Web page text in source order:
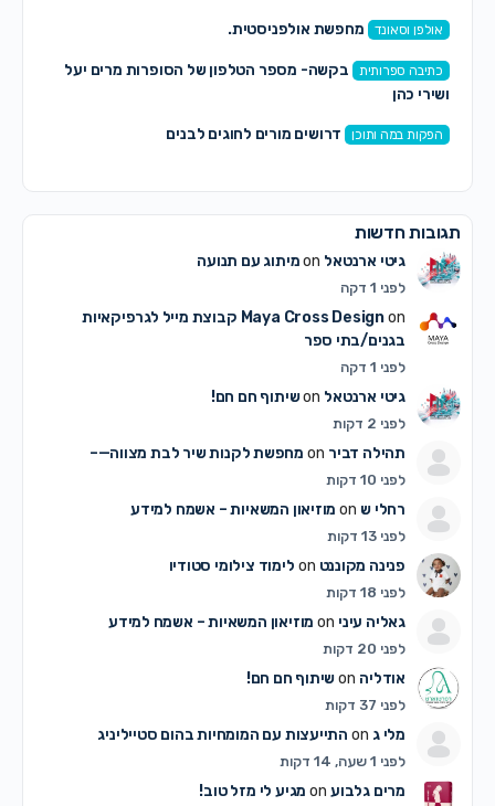
אולפן וסאונד מחפשת אולפניסטית.
כתיבה ספרותית
בקשה- מספר הטלפון של הסופרות מרים יעל
ושירי כהן
הפקות במה ותוכן דרושים מורים לחוגים לבנים
תגובות חדשות
גיטי ארנטאל מיתוג עם תנועה
לפני 1 דקה
Maya Cross Designon
קבוצת מייל לגרפיקאיות
בגנים/בתי ספר
לפני 1 דקה
גיטי ארנטאל שיתוף חם חם!
לפני 2 דקות
תהילה דביר מחפשת לקנות שיר לבת מצווה—–
לפני 10 דקות
רחלי ש מוזיאון המשאיות – אשמח למידע
לפני 13 דקות
פנינה מקוננט לימוד צילומי סטודיו
לפני 18 דקות
גאליה עיני מוזיאון המשאיות – אשמח למידע
לפני 20 דקות
אודליה שיתוף חם חם!
לפני 37 דקות
מלי ג התייעצות עם המומחיות בהום סטייליניג
לפני 1 שעה, 14 דקות
מרים גלבועon מגיע לי מזל טוב!